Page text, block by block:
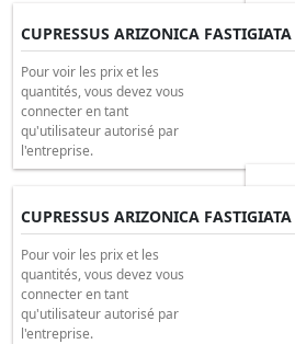
Pour
CUPRESSUS ARIZONICA
Pour voir les prix et les
quantités, vous devez vous
connecter en tant
qu'utilisateur autorisé par
l'entreprise.
Pour
CUPRESSUS ARIZONICA
Pour voir les prix et les
quantités, vous devez vous
connecter en tant
qu'utilisateur autorisé par
l'entreprise.